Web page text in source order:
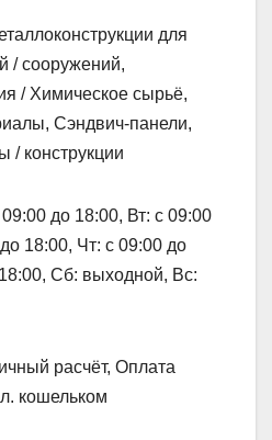
для
/ сооружений,
/ Химическое сырьё,
Сэндвич-панели,
/ конструкции
до 18:00, Вт: с 09:00
18:00, Чт: с 09:00 до
Сб: выходной, Вс:
расчёт, Оплата
кошельком